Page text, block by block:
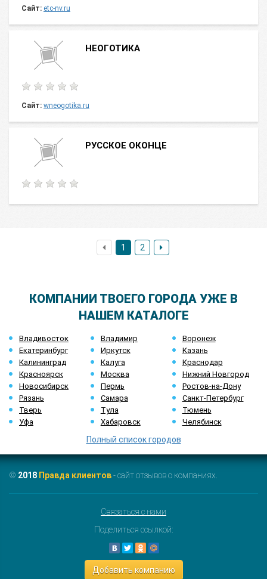
Сайт: etc-nv.ru
НЕОГОТИКА
Сайт: wneogotika.ru
РУССКОЕ ОКОНЦЕ
1 2
КОМПАНИИ ТВОЕГО ГОРОДА УЖЕ В
НАШЕМ КАТАЛОГЕ
Владивосток Владимир
Воронеж
Екатеринбург
Иркутск
Казань
Калининград
Калуга
Краснодар
Красноярск
Москва
Нижний Новгород
Новосибирск
Пермь
Ростов-на-Дону
Рязань
Самара
Санкт-Петербург
Тверь
Тула
Тюмень
Уфа
Хабаровск Челябинск
Полный список городов
© 2018 Правда клиентов- сайт отзывов о компаниях.
Связаться с нами
Поделиться ссылкой:
Добавить компанию